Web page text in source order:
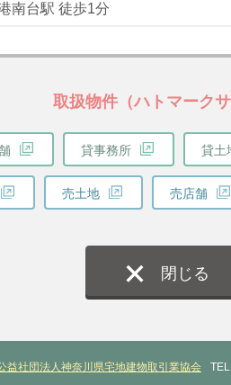
南台駅 徒歩1分
取扱物件（ハトマークサ
貸事務所 貸土
売土地 売店舗
閉じる
益社団法人神奈川県宅地建物取引業協会